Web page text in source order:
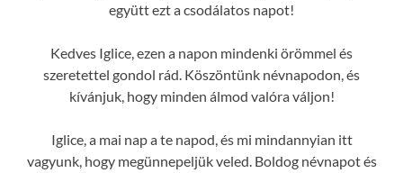
együtt ezt a csodálatos napot!
Kedves Iglice, ezen a napon mindenki örömmel és
szeretettel gondol rád. Köszöntünk névnapodon, és
kívánjuk, hogy minden álmod valóra váljon!
Iglice, a mai nap a te napod, és mi mindannyian itt
vagyunk, hogy megünnepeljük veled. Boldog névnapot és